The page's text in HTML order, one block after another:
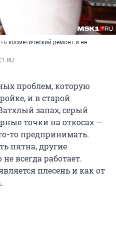
косметический ремонт и не
проблем, которую
и в старой
запах, серый
точки на откосах —
то предпринимать.
пятна, другие
всегда работает.
плесень и как от